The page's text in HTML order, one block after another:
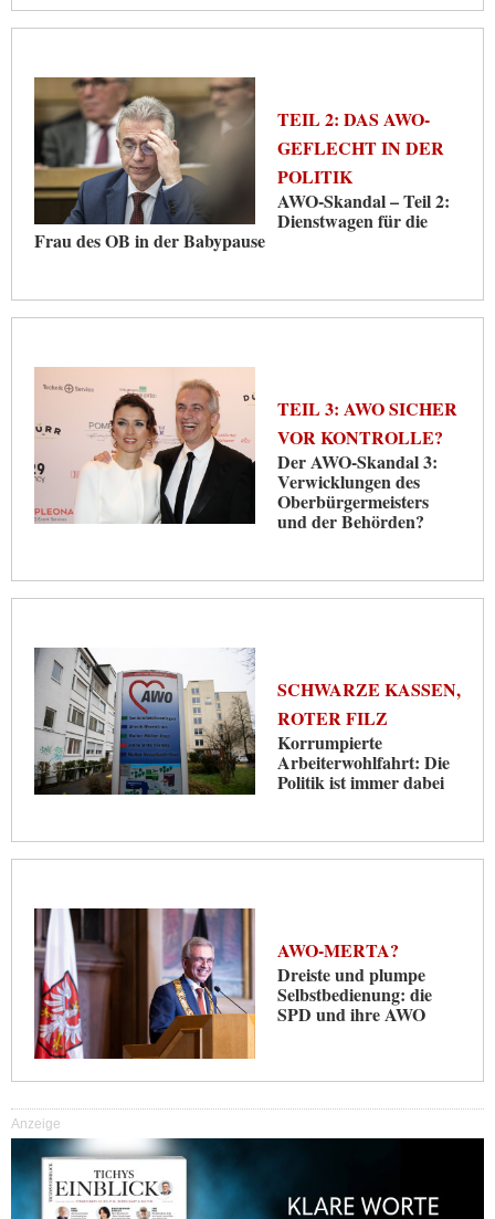
TEIL 2: DAS AWO-
GEFLECHT IN DER
POLITIK
AWO-Skandal – Teil 2:
Dienstwagen für die
Frau des OB in der Babypause
TEIL 3: AWO SICHER
VOR KONTROLLE?
Der AWO-Skandal 3:
Verwicklungen des
Oberbürgermeisters
und der Behörden?
SCHWARZE KASSEN,
ROTER FILZ
Korrumpierte
Arbeiterwohlfahrt: Die
Politik ist immer dabei
AWO-MERTA?
Dreiste und plumpe
Selbstbedienung: die
SPD und ihre AWO
Anzeige